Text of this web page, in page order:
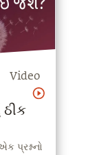
Video
પ્રશ્નનો